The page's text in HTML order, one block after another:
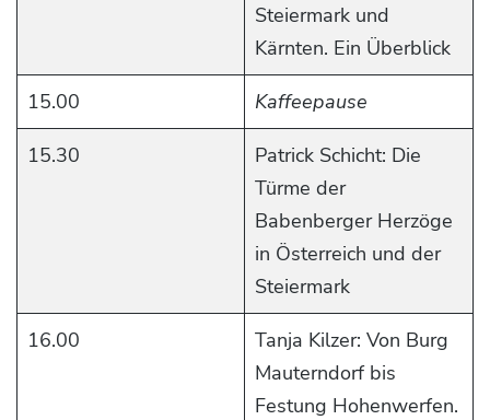
Steiermark und
Kärnten. Ein Überblick
15.00 Kaffeepause
15.30
Patrick Schicht: Die
Türme der
Babenberger Herzöge
in Österreich und der
Steiermark
16.00
Tanja Kilzer: Von Burg
Mauterndorf bis
Festung Hohenwerfen.